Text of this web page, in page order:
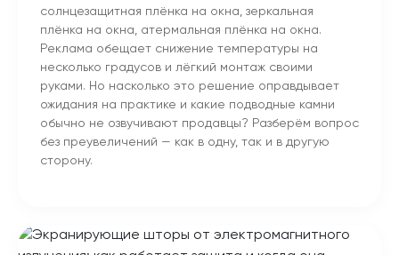
солнцезащитная плёнка на окна, зеркальная
плёнка на окна, атермальная плёнка на окна.
Реклама обещает снижение температуры на
несколько градусов и лёгкий монтаж своими
руками. Но насколько это решение оправдывает
ожидания на практике и какие подводные камни
обычно не озвучивают продавцы? Разберём вопрос
без преувеличений — как в одну, так и в другую
сторону.